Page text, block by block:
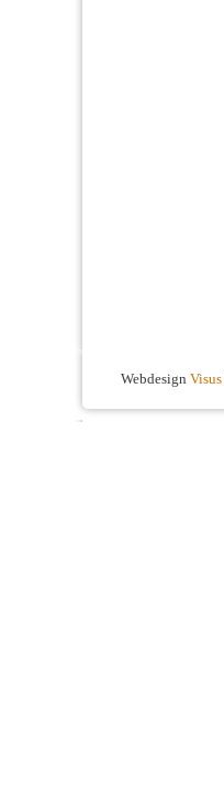
Webdesign Visus